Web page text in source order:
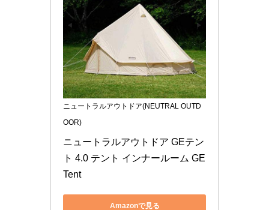
ニュートラルアウトドア(NEUTRAL OUTD
OOR)
ニュートラルアウトドア GEテン
ト 4.0 テント インナールーム GE
Tent
Amazonで見る